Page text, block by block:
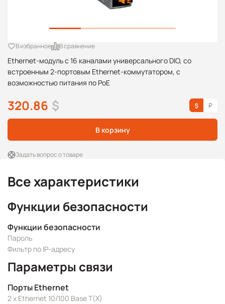
Ethernet-модуль с 16 каналами универсального DIO, со
встроенным 2-портовым Ethernet-коммутатором, с
возможностью питания по PoE
В избранное В сравнение
320.86 $
В корзину
Задать вопрос о товаре
Все характеристики
Функции безопасности
Функции безопасности
Пароль
Фильтр по IP-адресу
Параметры связи
Порты Ethernet
2 x Ethernet 10/100 Base T(X)